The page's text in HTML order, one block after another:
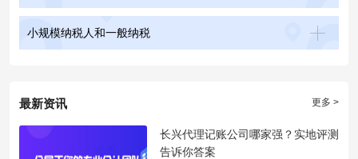
小规模纳税人和一般纳税
更多 >
最新资讯
​长兴代理记账公司哪家强？实地评测
告诉你答案